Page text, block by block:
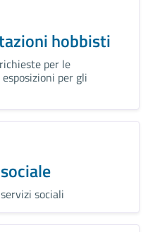
hobbisti
per le
per gli
sociali